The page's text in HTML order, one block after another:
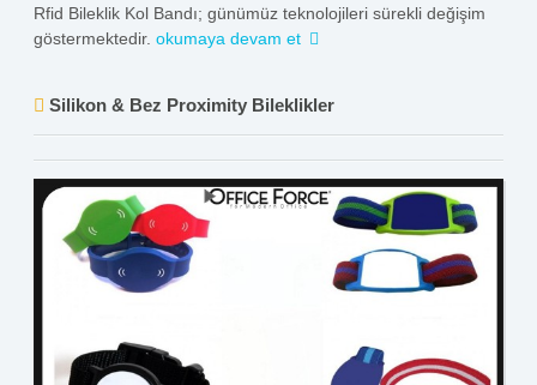
Rfid Bileklik Kol Bandı; günümüz teknolojileri sürekli değişim
göstermektedir. okumaya devam et
Silikon & Bez Proximity Bileklikler